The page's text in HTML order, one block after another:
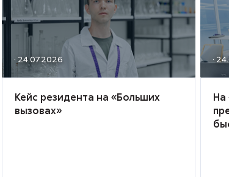
· 24.07.2026
Кейс резидента на «Больших
вызовах»
·
На